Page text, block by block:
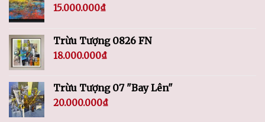
15.000.000₫
Trừu Tượng 0826 FN
18.000.000₫
Trừu Tượng 07 "Bay Lên"
20.000.000₫